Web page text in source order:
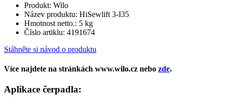
Produkt: Wilo
Název produktu: HiSewlift 3-I35
Hmotnost netto.: 5 kg
Číslo artiklu: 4191674
Stáhněte si návod o produktu
Více najdete na stránkách www.wilo.cz nebo zde.
Aplikace čerpadla: